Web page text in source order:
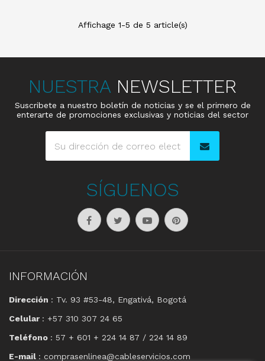
Affichage 1-5 de 5 article(s)
NUESTRA NEWSLETTER
Suscribete a nuestro boletín de noticias y se el primero de
enterarte de promociones exclusivas y noticias del sector
SÍGUENOS
INFORMACIÓN
Dirección : Tv. 93 #53-48, Engativá, Bogotá
Celular : +57 310 307 24 65
Teléfono : 57 + 601 + 224 14 87 / 224 14 89
E-mail : comprasenlinea@cableservicios.com